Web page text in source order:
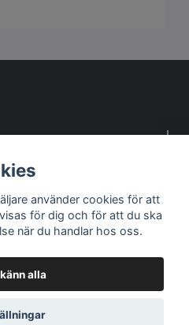
Design - Butik för ÅF
använder cookies för att
för dig och för att du ska
när du handlar hos oss.
alla